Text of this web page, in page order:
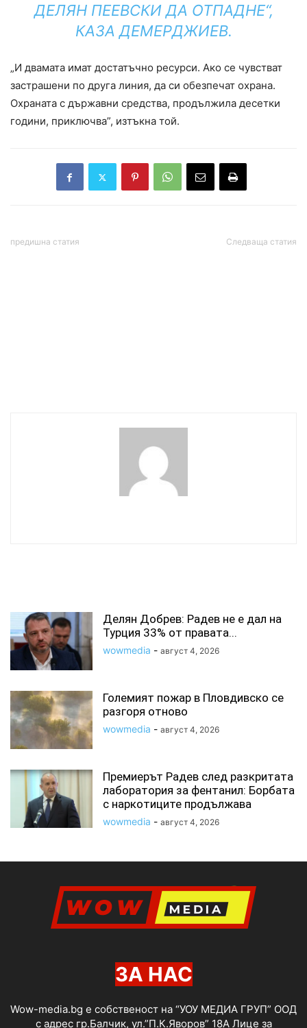
ДЕЛЯН ПЕЕВСКИ ДА ОТПАДНЕ“,
КАЗА ДЕМЕРДЖИЕВ.
„И двамата имат достатъчно ресурси. Ако се чувстват
застрашени по друга линия, да си обезпечат охрана.
Охраната с държавни средства, продължила десетки
години, приключва”, изтъкна той.
предишна статия Следваща статия
Делян Добрев: Радев не е дал на
Турция 33% от правата...
wowmedia - август 4, 2026
Големият пожар в Пловдивско се
разгоря отново
wowmedia - август 4, 2026
Премиерът Радев след разкритата
лаборатория за фентанил: Борбата
с наркотиците продължава
wowmedia - август 4, 2026
ЗА НАС
Wow-media.bg е собственост на “УОУ МЕДИА ГРУП” ООД
с адрес гр.Балчик, ул.”П.К.Яворов” 18А Лице за